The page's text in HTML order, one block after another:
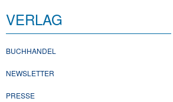
VERLAG
BUCHHANDEL
NEWSLETTER
PRESSE